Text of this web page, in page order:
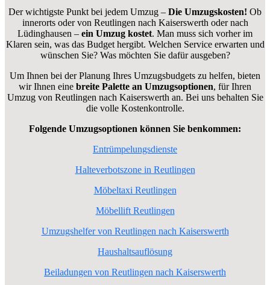
Der wichtigste Punkt bei jedem Umzug – Die Umzugskosten! Ob
innerorts oder von Reutlingen nach Kaiserswerth oder nach
Lüdinghausen – ein Umzug kostet. Man muss sich vorher im
Klaren sein, was das Budget hergibt. Welchen Service erwarten und
wünschen Sie? Was möchten Sie dafür ausgeben?
Um Ihnen bei der Planung Ihres Umzugsbudgets zu helfen, bieten
wir Ihnen eine breite Palette an Umzugsoptionen, für Ihren
Umzug von Reutlingen nach Kaiserswerth an. Bei uns behalten Sie
die volle Kostenkontrolle.
Folgende Umzugsoptionen können Sie benkommen:
Entrümpelungsdienste
Halteverbotszone in Reutlingen
Möbeltaxi Reutlingen
Möbellift Reutlingen
Umzugshelfer von Reutlingen nach Kaiserswerth
Haushaltsauflösung
Beiladungen von Reutlingen nach Kaiserswerth